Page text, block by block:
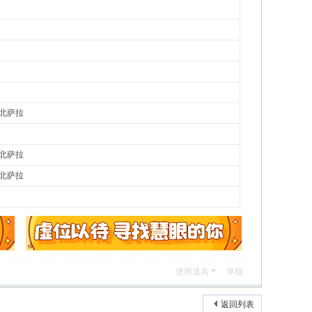
萨拉
萨拉
萨拉
使用道具 举报
返回列表